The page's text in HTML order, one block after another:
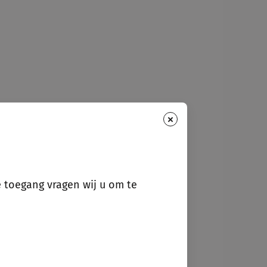
×
vragen wij u om te